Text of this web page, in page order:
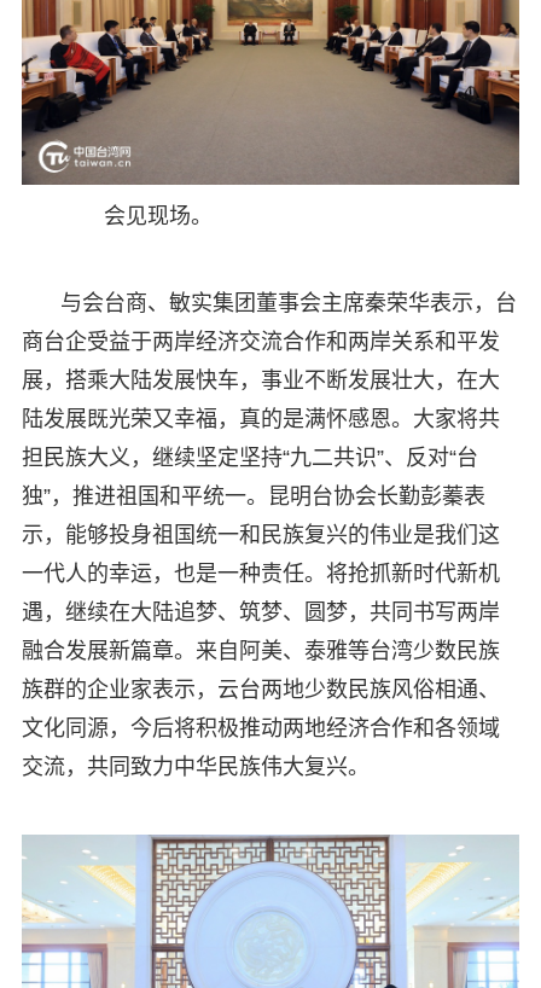
会见现场。
与会台商、敏实集团董事会主席秦荣华表示，台
商台企受益于两岸经济交流合作和两岸关系和平发
展，搭乘大陆发展快车，事业不断发展壮大，在大
陆发展既光荣又幸福，真的是满怀感恩。大家将共
担民族大义，继续坚定坚持“九二共识”、反对“台
独”，推进祖国和平统一。昆明台协会长勤彭蓁表
示，能够投身祖国统一和民族复兴的伟业是我们这
一代人的幸运，也是一种责任。将抢抓新时代新机
遇，继续在大陆追梦、筑梦、圆梦，共同书写两岸
融合发展新篇章。来自阿美、泰雅等台湾少数民族
族群的企业家表示，云台两地少数民族风俗相通、
文化同源，今后将积极推动两地经济合作和各领域
交流，共同致力中华民族伟大复兴。